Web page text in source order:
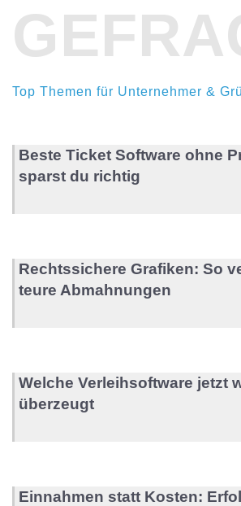
Top Themen für Unternehmer &
Beste Ticket Software ohne
sparst du richtig
Rechtssichere Grafiken: So
teure Abmahnungen
Welche Verleihsoftware jetzt
überzeugt
Einnahmen statt Kosten: